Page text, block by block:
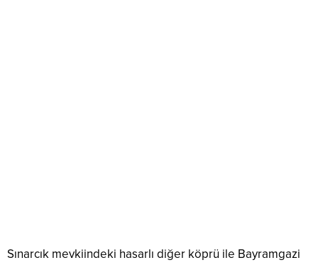
Sınarcık mevkiindeki hasarlı diğer köprü ile Bayramgazi